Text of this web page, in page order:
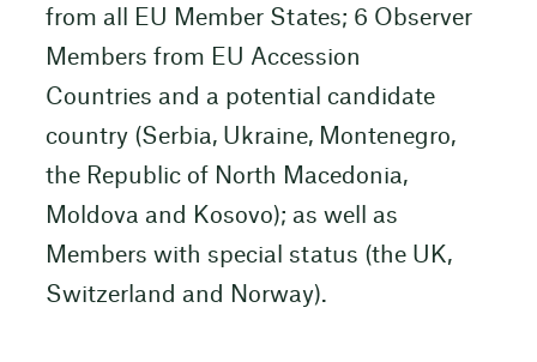
from all EU Member States; 6 Observer
Members from EU Accession
Countries and a potential candidate
country (Serbia, Ukraine, Montenegro,
the Republic of North Macedonia,
Moldova and Kosovo); as well as
Members with special status (the UK,
Switzerland and Norway).